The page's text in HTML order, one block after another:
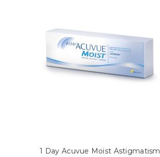
1 Day Acuvue Moist Astigmatism